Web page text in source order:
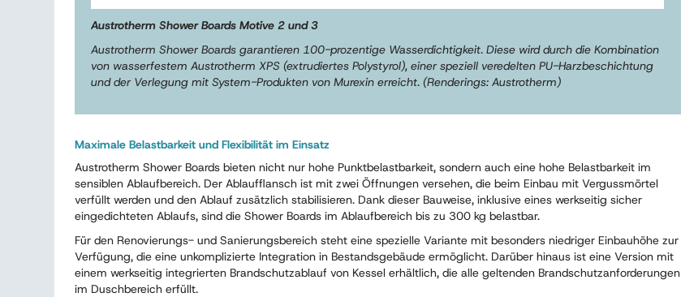
Austrotherm Shower Boards Motive 2 und 3
Austrotherm Shower Boards garantieren 100-prozentige Wasserdichtigkeit. Diese wird durch die Kombination
von wasserfestem Austrotherm XPS (extrudiertes Polystyrol), einer speziell veredelten PU-Harzbeschichtung
und der Verlegung mit System-Produkten von Murexin erreicht. (Renderings: Austrotherm)
Maximale Belastbarkeit und Flexibilität im Einsatz
Austrotherm Shower Boards bieten nicht nur hohe Punktbelastbarkeit, sondern auch eine hohe Belastbarkeit im
sensiblen Ablaufbereich. Der Ablaufflansch ist mit zwei Öffnungen versehen, die beim Einbau mit Vergussmörtel
verfüllt werden und den Ablauf zusätzlich stabilisieren. Dank dieser Bauweise, inklusive eines werkseitig sicher
eingedichteten Ablaufs, sind die Shower Boards im Ablaufbereich bis zu 300 kg belastbar.
Für den Renovierungs- und Sanierungsbereich steht eine spezielle Variante mit besonders niedriger Einbauhöhe zur
Verfügung, die eine unkomplizierte Integration in Bestandsgebäude ermöglicht. Darüber hinaus ist eine Version mit
einem werkseitig integrierten Brandschutzablauf von Kessel erhältlich, die alle geltenden Brandschutzanforderungen
im Duschbereich erfüllt.